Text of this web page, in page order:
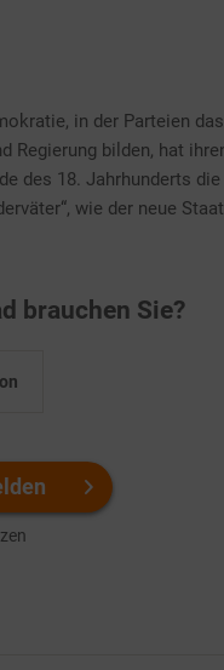
in der Parteien
Regierung bilden, hat
des 18. Jahrhunderts
wie der neue
brauchen Sie?